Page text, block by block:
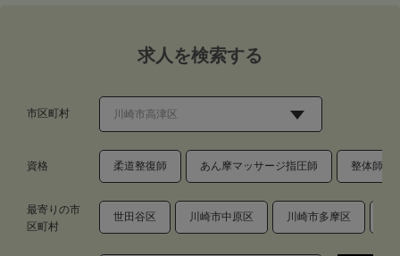
求人を検索する
市区町村
資格 柔道整復師 あん摩マッサージ指圧師 整体師・
最寄りの市
区町村
世田谷区 川崎市中原区 川崎市多摩区